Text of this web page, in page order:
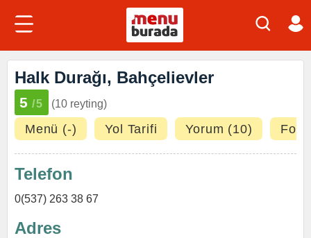
Halk Durağı, Bahçelievler
5 /5 (10 reyting)
Menü (-) Yol Tarifi Yorum (10)
Telefon
0(537) 263 38 67
Adres